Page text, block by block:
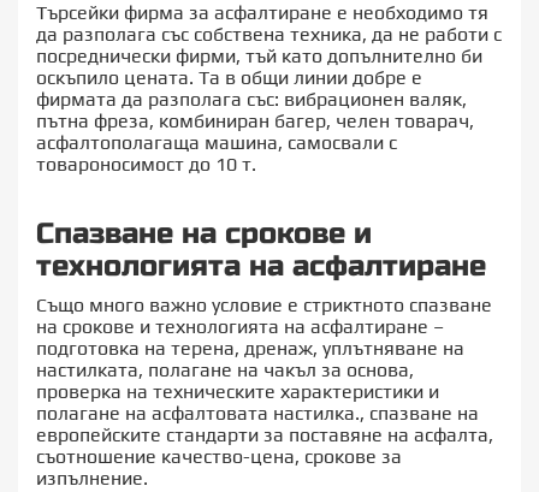
Търсейки фирма за асфалтиране е необходимо тя
да разполага със собствена техника, да не работи с
посреднически фирми, тъй като допълнително би
оскъпило цената. Та в общи линии добре е
фирмата да разполага със: вибрационен валяк,
пътна фреза, комбиниран багер, челен товарач,
асфалтополагаща машина, самосвали с
товароносимост до 10 т.
Спазване на срокове и
технологията на асфалтиране
Също много важно условие е стриктното спазване
на срокове и технологията на асфалтиране –
подготовка на терена, дренаж, уплътняване на
настилката, полагане на чакъл за основа,
проверка на техническите характеристики и
полагане на асфалтовата настилка., спазване на
европейските стандарти за поставяне на асфалта,
съотношение качество-цена, срокове за
изпълнение.